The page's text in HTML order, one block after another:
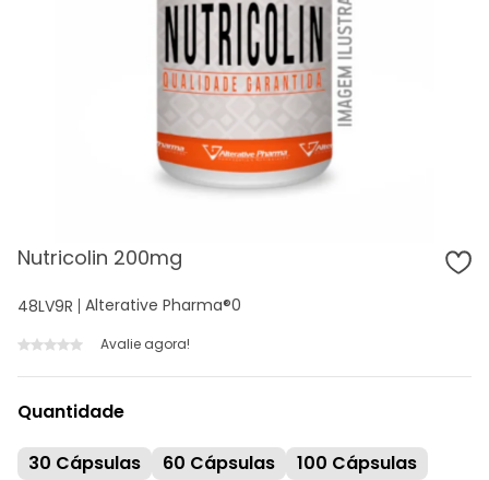
Nutricolin 200mg
48LV9R Alterative Pharma®0
Avalie agora!
Quantidade
30 Cápsulas 60 Cápsulas
100 Cápsulas